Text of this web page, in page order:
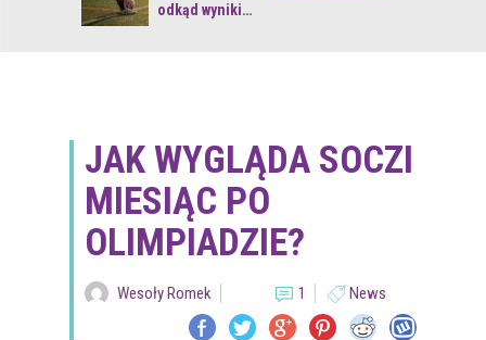
odkąd wyniki…
JAK WYGLĄDA SOCZI
MIESIĄC PO
OLIMPIADZIE?
Wesoły Romek 1 News